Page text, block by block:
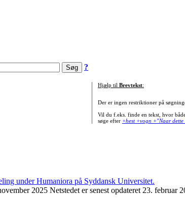
?
Hjælp til Brevtekst:
Der er ingen restriktioner på
Vil du f.eks. finde en tekst, hvor
søge efter +hest +vogn +"Naar dette
2025 Netstedet er senest opdateret 23. februar